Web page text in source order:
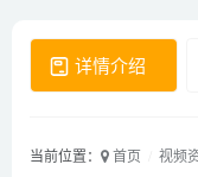
详情介绍
当前位置： 首页 视频